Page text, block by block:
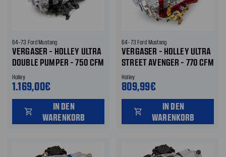
64-73 Ford Mustang
VERGASER - HOLLEY ULTRA
DOUBLE PUMPER - 750 CFM
- ALUMINIUM -
ELEKTRISCHER CHOKE -
POLIERT/SCHWARZ
Holley
1.169,00€
shopping_cart
IN DEN
WARENKORB
64-73 Ford Mustang
VERGASER - HOLLEY ULTRA
STREET AVENGER - 770 CFM
- ALUMINIUM -
ELEKTRISCHER CHOKE -
POLIERT/ROT
Holley
809,99€
shopping_cart
IN DEN
WARENKORB